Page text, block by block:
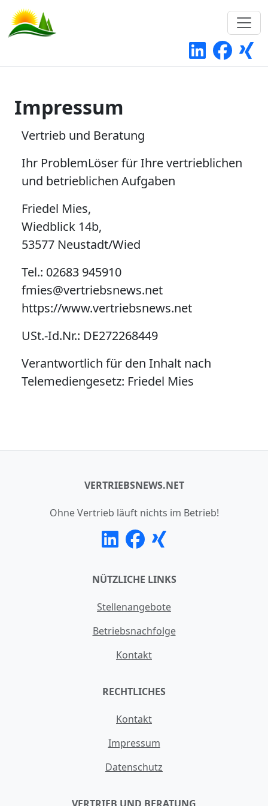
Impressum
Vertrieb und Beratung
Ihr ProblemLöser für Ihre vertrieblichen
und betrieblichen Aufgaben
Friedel Mies,
Wiedblick 14b,
53577 Neustadt/Wied
Tel.: 02683 945910
fmies@vertriebsnews.net
https://www.vertriebsnews.net
USt.-Id.Nr.: DE272268449
Verantwortlich für den Inhalt nach
Telemediengesetz: Friedel Mies
VERTRIEBSNEWS.NET
Ohne Vertrieb läuft nichts im Betrieb!
NÜTZLICHE LINKS
Stellenangebote
Betriebsnachfolge
Kontakt
RECHTLICHES
Kontakt
Impressum
Datenschutz